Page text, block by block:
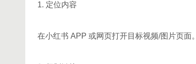
1. 定位内容
在小红书 APP 或网页打开目标视频/图片页面。